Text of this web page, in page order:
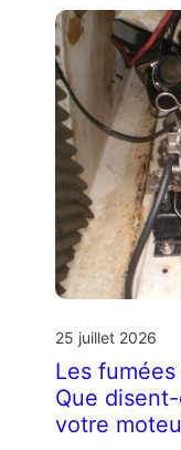
25 juillet 2026
Les fumées
Que
votre